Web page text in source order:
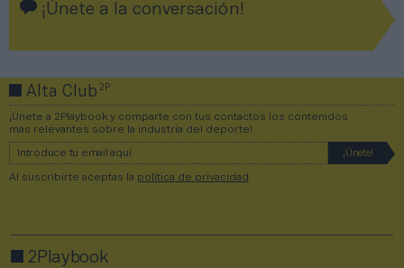
¡Únete a la conversación!
Alta Club2P
¡Únete a 2Playbook y comparte con tus contactos los contenidos
más relevantes sobre la industria del deporte!
Al suscribirte aceptas la política de privacidad
2Playbook